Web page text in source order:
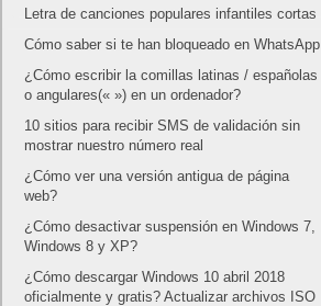
Letra de canciones populares infantiles cortas
Cómo saber si te han bloqueado en WhatsApp
¿Cómo escribir la comillas latinas / españolas
o angulares(« ») en un ordenador?
10 sitios para recibir SMS de validación sin
mostrar nuestro número real
¿Cómo ver una versión antigua de página
web?
¿Cómo desactivar suspensión en Windows 7,
Windows 8 y XP?
¿Cómo descargar Windows 10 abril 2018
oficialmente y gratis? Actualizar archivos ISO